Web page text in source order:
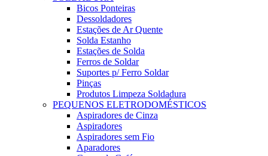
Bicos Ponteiras
Dessoldadores
Estações de Ar Quente
Solda Estanho
Estações de Solda
Ferros de Soldar
Suportes p/ Ferro Soldar
Pinças
Produtos Limpeza Soldadura
PEQUENOS ELETRODOMÉSTICOS
Aspiradores de Cinza
Aspiradores
Aspiradores sem Fio
Aparadores